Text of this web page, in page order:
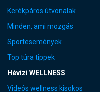
Kerékpáros útvonalak
Minden, ami mozgás
Sportesemények
Top túra tippek
Hévízi WELLNESS
Videós wellness kisokos